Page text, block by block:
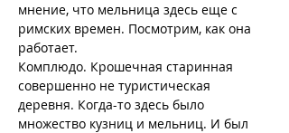
мнение, что мельница здесь еще с
римских времен. Посмотрим, как она
работает.
Комплюдо. Крошечная старинная
совершенно не туристическая
деревня. Когда-то здесь было
множество кузниц и мельниц. И был